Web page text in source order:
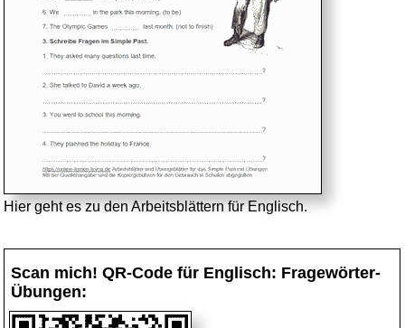
Hier geht es zu den Arbeitsblättern für Englisch.
Scan mich! QR-Code für Englisch: Fragewörter-
Übungen: